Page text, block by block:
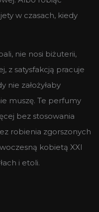
w czasach, kiedy
nie nosi biżuterii,
z satysfakcją pracuje
nie założyłaby
muszę. Te perfumy
bez stosowania
robienia zgorszonych
kobietą XXI
i etoli.